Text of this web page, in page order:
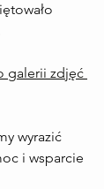
galerii zdjęć
wyrazić
i wsparcie